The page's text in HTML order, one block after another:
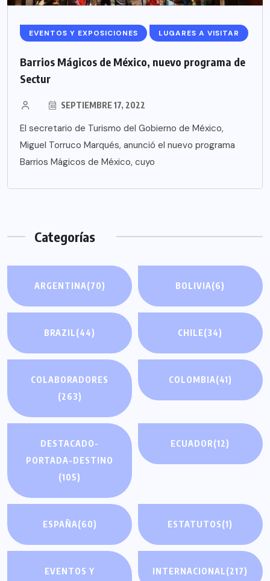
EVENTOS Y EXPOSICIONES LUGARES A VISITAR
Barrios Mágicos de México, nuevo programa de
Sectur
SEPTIEMBRE 17, 2022
El secretario de Turismo del Gobierno de México,
Miguel Torruco Marqués, anunció el nuevo programa
Barrios Mágicos de México, cuyo
Categorías
ARGENTINA(70) BOLIVIA(6)
BRAZIL(44) CHILE(34)
COLABORADORES
(263)
COLOMBIA(41)
DESTACADO-
PORTADA-DESTINO
(105)
ECUADOR(12)
ESPAÑA(60) ESTATUTOS(1)
EVENTOS Y
INTERNACIONAL(217)